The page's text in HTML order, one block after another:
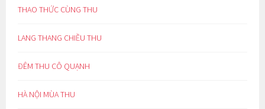
THAO THỨC CÙNG THU
LANG THANG CHIỀU THU
ĐÊM THU CÔ QUẠNH
HÀ NỘI MÙA THU